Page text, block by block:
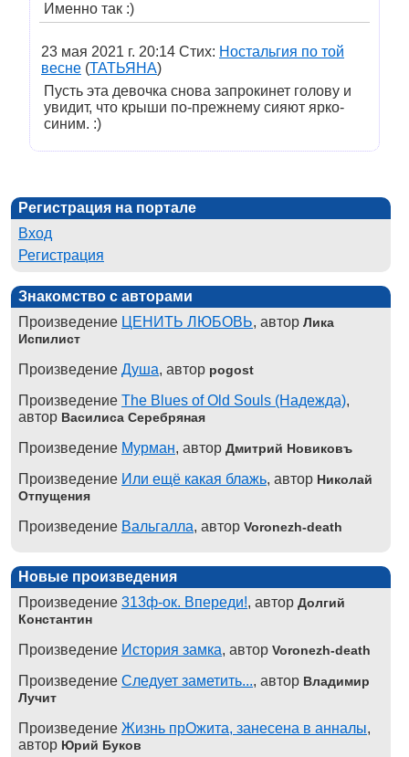
Именно так :)
23 мая 2021 г. 20:14 Стих: Ностальгия по той
весне (ТАТЬЯНА)
Пусть эта девочка снова запрокинет голову и
увидит, что крыши по-прежнему сияют ярко-
синим. :)
Регистрация на портале
Вход
Регистрация
Знакомство с авторами
Произведение ЦЕНИТЬ ЛЮБОВЬ, автор Лика
Испилист
Произведение Душа, автор pogost
Произведение The Blues of Old Souls (Надежда),
автор Василиса Серебряная
Произведение Мурман, автор Дмитрий Новиковъ
Произведение Или ещё какая блажь, автор Николай
Отпущения
Произведение Вальгалла, автор Voronezh-death
Новые произведения
Произведение 313ф-ок. Впереди!, автор Долгий
Константин
Произведение История замка, автор Voronezh-death
Произведение Следует заметить..., автор Владимир
Лучит
Произведение Жизнь прОжита, занесена в анналы,
автор Юрий Буков